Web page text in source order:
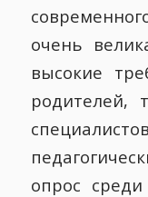
очень
высокие
родителей,
опрос